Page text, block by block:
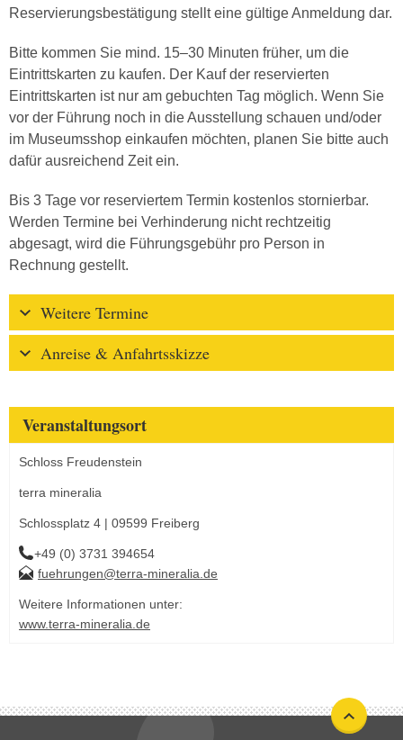
Reservierungsbestätigung stellt eine gültige Anmeldung dar.
Bitte kommen Sie mind. 15–30 Minuten früher, um die
Eintrittskarten zu kaufen. Der Kauf der reservierten
Eintrittskarten ist nur am gebuchten Tag möglich. Wenn Sie
vor der Führung noch in die Ausstellung schauen und/oder
im Museumsshop einkaufen möchten, planen Sie bitte auch
dafür ausreichend Zeit ein.
Bis 3 Tage vor reserviertem Termin kostenlos stornierbar.
Werden Termine bei Verhinderung nicht rechtzeitig
abgesagt, wird die Führungsgebühr pro Person in
Rechnung gestellt.
Weitere Termine
Anreise & Anfahrtsskizze
Veranstaltungsort
Schloss Freudenstein
terra mineralia
Schlossplatz 4 | 09599 Freiberg
+49 (0) 3731 394654
fuehrungen@terra-mineralia.de
Weitere Informationen unter:
www.terra-mineralia.de